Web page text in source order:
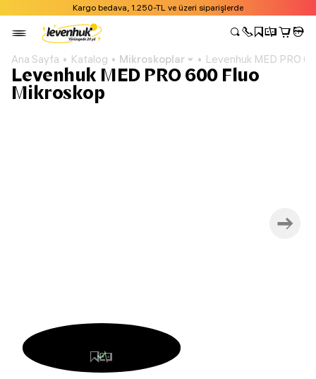
Kargo bedava, 1.250-TL ve üzeri siparişlerde
Ana Sayfa Katalog Mikroskoplar Levenhuk MED PRO
Levenhuk MED PRO 600 Fluo
Mikroskop